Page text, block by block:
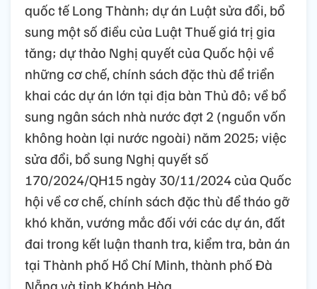
quốc tế Long Thành; dự án Luật sửa đổi, bổ
sung một số điều của Luật Thuế giá trị gia
tăng; dự thảo Nghị quyết của Quốc hội về
những cơ chế, chính sách đặc thù để triển
khai các dự án lớn tại địa bàn Thủ đô; về bổ
sung ngân sách nhà nước đợt 2 (nguồn vốn
không hoàn lại nước ngoài) năm 2025; việc
sửa đổi, bổ sung Nghị quyết số
170/2024/QH15 ngày 30/11/2024 của Quốc
hội về cơ chế, chính sách đặc thù để tháo gỡ
khó khăn, vướng mắc đối với các dự án, đất
đai trong kết luận thanh tra, kiểm tra, bản án
tại Thành phố Hồ Chí Minh, thành phố Đà